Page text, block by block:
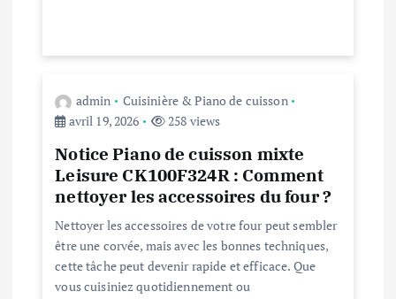
admin
Cuisinière & Piano de cuisson
avril 19, 2026
258 views
Notice Piano de cuisson mixte
Leisure CK100F324R : Comment
nettoyer les accessoires du four ?
Nettoyer les accessoires de votre four peut sembler
être une corvée, mais avec les bonnes techniques,
cette tâche peut devenir rapide et efficace. Que
vous cuisiniez quotidiennement ou